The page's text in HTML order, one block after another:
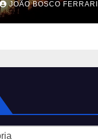
JOÃO BOSCO FERRARI